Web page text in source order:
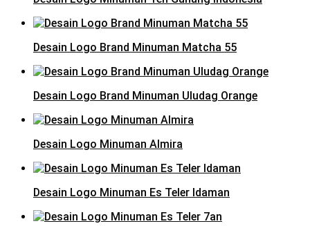
Desain Logo Brand Minuman Matcha 55
Desain Logo Brand Minuman Uludag Orange
Desain Logo Minuman Almira
Desain Logo Minuman Es Teler Idaman